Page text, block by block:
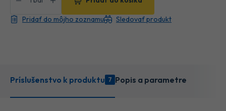
Pridať do môjho zoznamu Sledovať produkt
Príslušenstvo k produktu 7 Popis a parametre